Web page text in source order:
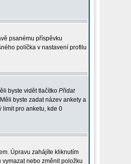
psanému příspěvku
políčka v nastavení profilu
byste vidět tlačítko Přidat
byste zadat název ankety a
limit pro anketu, kde 0
Úpravu zahájíte kliknutím
nebo změnit položku